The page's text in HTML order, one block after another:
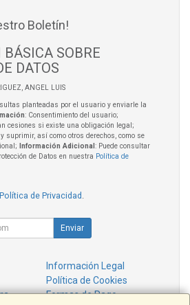
Boletín!
SOBRE
DATOS
ANGEL LUIS
planteadas por el usuario y enviarle la
: Consentimiento del usuario;
cesiones si existe una obligación legal;
suprimir, así como otros derechos, como se
Información Adicional : Puede consultar
de Datos en nuestra Política de
Política de Privacidad
Enviar
Información Legal
Política de Cookies
Formas de Pago